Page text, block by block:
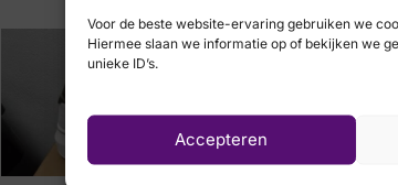
Voor de beste website-ervaring gebruiken we
Hiermee slaan we informatie op of bekijken we
unieke ID’s.
Accepteren